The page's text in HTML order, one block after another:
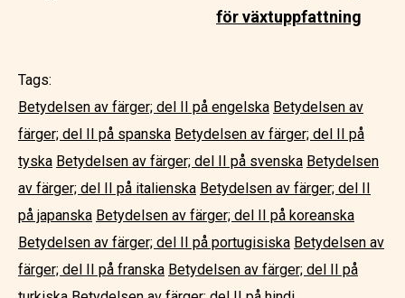
för växtuppfattning
Tags:
Betydelsen av färger; del II på engelska Betydelsen av
färger; del II på spanska Betydelsen av färger; del II på
tyska Betydelsen av färger; del II på svenska Betydelsen
av färger; del II på italienska Betydelsen av färger; del II
på japanska Betydelsen av färger; del II på koreanska
Betydelsen av färger; del II på portugisiska Betydelsen av
färger; del II på franska Betydelsen av färger; del II på